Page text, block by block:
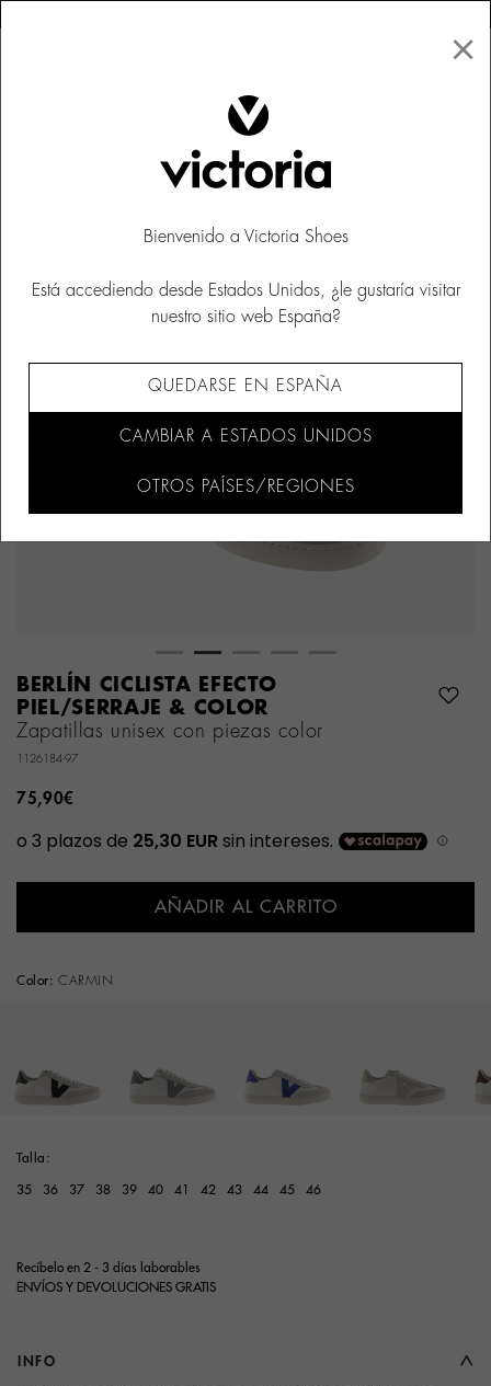
BERLÍN CICLISTA EFECTO
PIEL/SERRAJE & COLOR
Zapatillas unisex con piezas color
1126184-97
75,90€
AÑADIR AL CARRITO
Color: CARMIN
Talla:
35 36 37 38 39 40 41 42 43 44 45 46
Recíbelo en 2 - 3 días laborables
ENVÍOS Y DEVOLUCIONES GRATIS
INFO
×
Bienvenido a Victoria Shoes
Está accediendo desde Estados Unidos, ¿le gustaría visitar
nuestro sitio web España?
QUEDARSE EN ESPAÑA
CAMBIAR A ESTADOS UNIDOS
OTROS PAÍSES/REGIONES